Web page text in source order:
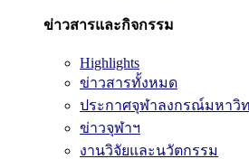
ข่าวสารและกิจกรรม
Highlights
ข่าวสารทั้งหมด
ประกาศจุฬาลงกรณ์มหาวิ
ข่าวจุฬาฯ
งานวิจัยและนวัตกรรม